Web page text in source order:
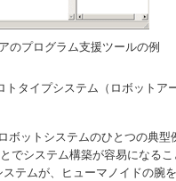
プログラム支援ツールの例
タイプシステム（ロボットア
ットシステムのひとつの典型
システム構築が容易になる
テムが、ヒューマノイドの腕